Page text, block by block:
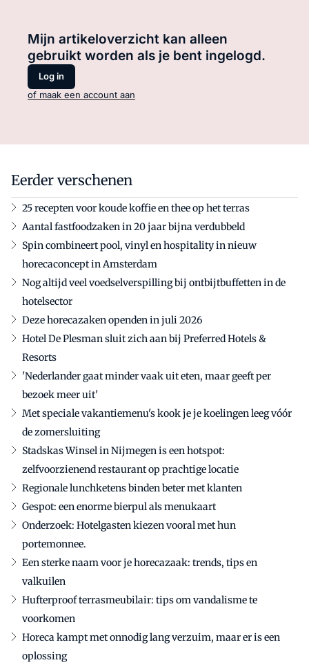
Mijn artikeloverzicht kan alleen
gebruikt worden als je bent ingelogd.
Log in
of maak een account aan
Eerder verschenen
25 recepten voor koude koffie en thee op het terras
Aantal fastfoodzaken in 20 jaar bijna verdubbeld
Spin combineert pool, vinyl en hospitality in nieuw
horecaconcept in Amsterdam
Nog altijd veel voedselverspilling bij ontbijtbuffetten in de
hotelsector
Deze horecazaken openden in juli 2026
Hotel De Plesman sluit zich aan bij Preferred Hotels &
Resorts
'Nederlander gaat minder vaak uit eten, maar geeft per
bezoek meer uit'
Met speciale vakantiemenu's kook je je koelingen leeg vóór
de zomersluiting
Stadskas Winsel in Nijmegen is een hotspot:
zelfvoorzienend restaurant op prachtige locatie
Regionale lunchketens binden beter met klanten
Gespot: een enorme bierpul als menukaart
Onderzoek: Hotelgasten kiezen vooral met hun
portemonnee.
Een sterke naam voor je horecazaak: trends, tips en
valkuilen
Hufterproof terrasmeubilair: tips om vandalisme te
voorkomen
Horeca kampt met onnodig lang verzuim, maar er is een
oplossing